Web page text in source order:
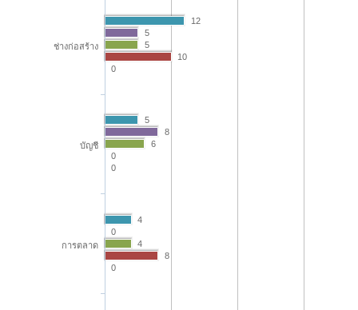
0
0
0
10
0
8
5
6
4
5
8
0
12
5
4
ช่างก่อสร้าง
บัญชี
การตลาด